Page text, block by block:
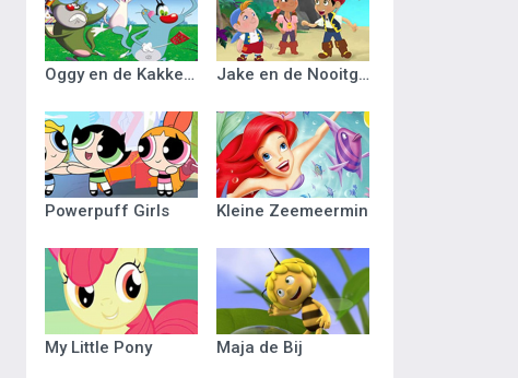
Oggy en de Kakkerlakken Jake en de Nooitgedacht Piraten
Powerpuff Girls Kleine Zeemeermin
My Little Pony Maja de Bij